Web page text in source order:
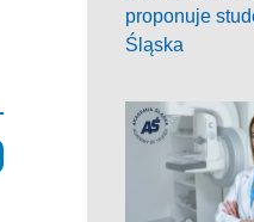
proponuje
Śląska